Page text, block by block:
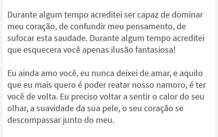
Durante algum tempo acreditei ser capaz de dominar
meu coração, de confundir meu pensamento, de
sufocar esta saudade. Durante algum tempo acreditei
que esquecera você apenas ilusão fantasiosa!
Eu ainda amo você, eu nunca deixei de amar, e aquilo
que eu mais quero é poder reatar nosso namoro, é ter
você de volta. Eu preciso voltar a sentir o calor do seu
olhar, a suavidade da sua pele, o seu coração se
descompassar junto do meu.